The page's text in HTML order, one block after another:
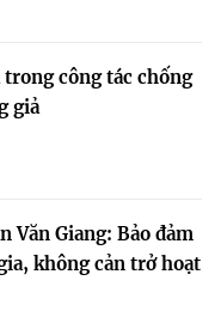
công tác chống
giả
Văn Giang: Bảo đảm
không cản trở hoạt